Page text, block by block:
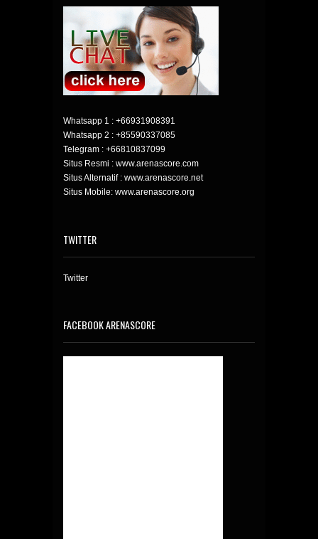
Whatsapp 1 : +66931908391
Whatsapp 2 : +85590337085
Telegram : +66810837099
Situs Resmi : www.arenascore.com
Situs Alternatif : www.arenascore.net
Situs Mobile: www.arenascore.org
TWITTER
Twitter
FACEBOOK ARENASCORE